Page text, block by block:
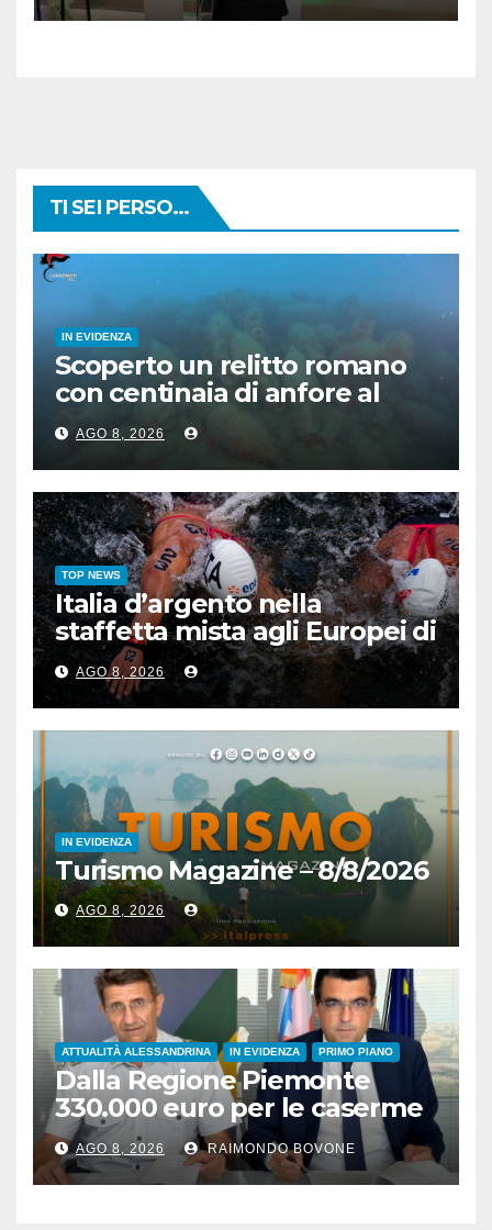
TI SEI PERSO...
IN EVIDENZA
Scoperto un relitto romano
con centinaia di anfore al
largo di Mazara del Vallo
AGO 8, 2026
TOP NEWS
Italia d’argento nella
staffetta mista agli Europei di
nuoto di fondo
AGO 8, 2026
IN EVIDENZA
Turismo Magazine – 8/8/2026
AGO 8, 2026
ATTUALITÀ ALESSANDRINA IN EVIDENZA PRIMO PIANO
Dalla Regione Piemonte
330.000 euro per le caserme
della Guardia di Finanza
AGO 8, 2026 RAIMONDO BOVONE